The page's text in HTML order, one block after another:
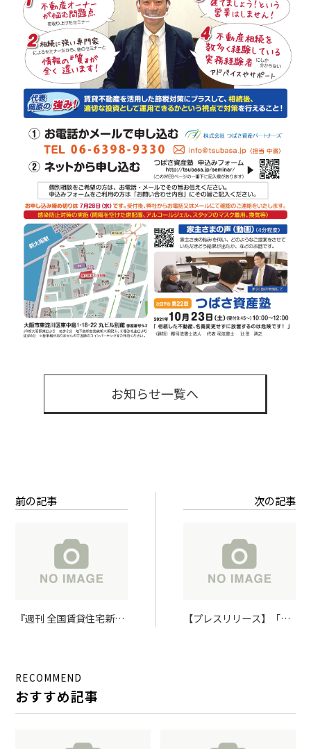
お知らせ一覧へ
前の記事
『週刊 全国賃貸住宅新
次の記事
【プレスリリース】「が
RECOMMEND
おすすめ記事